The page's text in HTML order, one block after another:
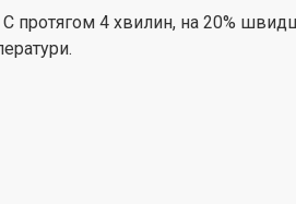
протягом 4 хвилин, на 20%